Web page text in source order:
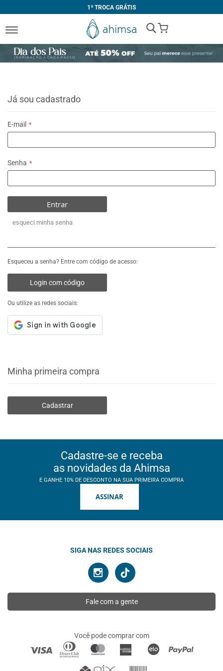
1ª TROCA GRÁTIS
My Cart
Já sou cadastrado
E-mail
Senha
Entrar
esqueci minha senha
Esqueceu a senha? Entre com código de acesso:
Login com código
Ou utilize as redes sociais:
Minha primeira compra
Cadastrar
Cadastre-se e receba
as novidades da Ahimsa
E GANHE 10% DE DESCONTO NA SUA PRIMEIRA COMPRA
ASSINAR
SIGA NAS REDES SOCIAIS
Fale com a gente
Você pode comprar com